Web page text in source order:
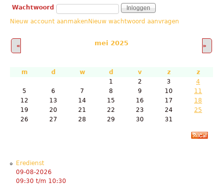
Wachtwoord
Nieuw account aanmakenNieuw wachtwoord aanvragen
mei 2025
« »
m d w d v z
z
1
2 3
4
5
6 7 8 9 10
11
12
13 14 15 16 17
18
19
20 21 22 23 24
25
26
27 28 29 30 31
Eredienst
09-08-2026
09:30 t/m 10:30